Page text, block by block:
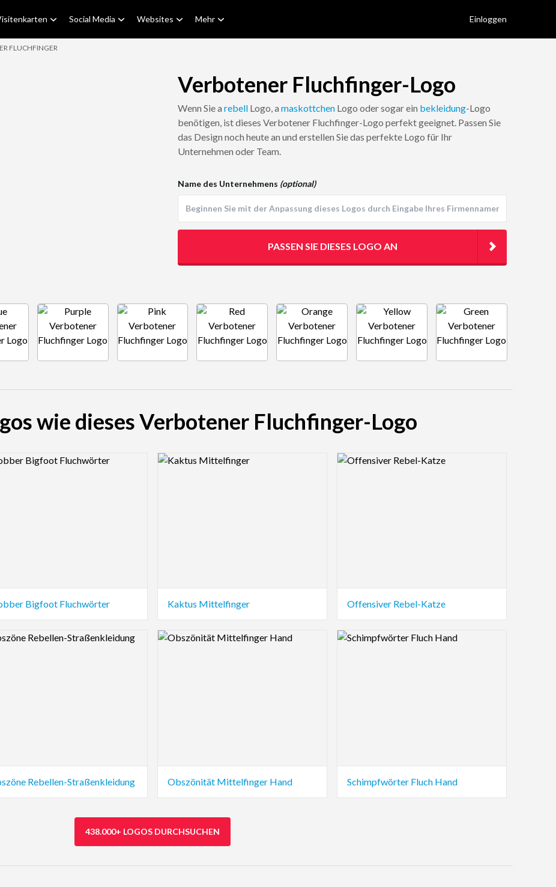
Social Media Websites Mehr Einloggen
FLUCHFINGER
Verbotener Fluchfinger-Logo
Wenn Sie a rebell Logo, a maskottchen Logo oder sogar ein bekleidung-Logo
benötigen, ist dieses Verbotener Fluchfinger-Logo perfekt geeignet. Passen Sie
das Design noch heute an und erstellen Sie das perfekte Logo für Ihr
Unternehmen oder Team.
Name des Unternehmens (optional)
PASSEN SIE DIESES LOGO AN
wie dieses Verbotener Fluchfinger-Logo
Image
Bigfoot Fluchwörter
Logo Preview Image
Kaktus Mittelfinger
Logo Preview Image
Offensiver Rebel-Katze
Image
Rebellen-Straßenkleidung
Logo Preview Image
Obszönität Mittelfinger Hand
Logo Preview Image
Schimpfwörter Fluch Hand
438.000+ LOGOS DURCHSUCHEN